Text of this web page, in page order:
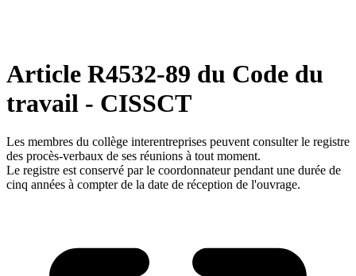
Article R4532-89 du Code du
travail - CISSCT
Les membres du collège interentreprises peuvent consulter le registre
des procès-verbaux de ses réunions à tout moment.
Le registre est conservé par le coordonnateur pendant une durée de
cinq années à compter de la date de réception de l'ouvrage.